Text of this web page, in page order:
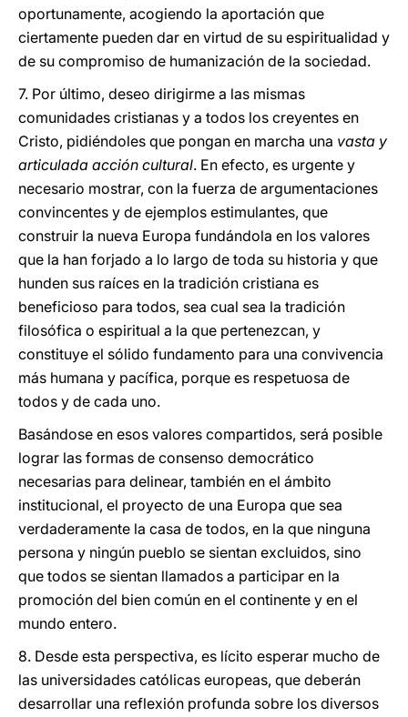
oportunamente, acogiendo la aportación que
ciertamente pueden dar en virtud de su espiritualidad y
de su compromiso de humanización de la sociedad.
7. Por último, deseo dirigirme a las mismas
comunidades cristianas y a todos los creyentes en
Cristo, pidiéndoles que pongan en marcha una vasta y
articulada acción cultural. En efecto, es urgente y
necesario mostrar, con la fuerza de argumentaciones
convincentes y de ejemplos estimulantes, que
construir la nueva Europa fundándola en los valores
que la han forjado a lo largo de toda su historia y que
hunden sus raíces en la tradición cristiana es
beneficioso para todos, sea cual sea la tradición
filosófica o espiritual a la que pertenezcan, y
constituye el sólido fundamento para una convivencia
más humana y pacífica, porque es respetuosa de
todos y de cada uno.
Basándose en esos valores compartidos, será posible
lograr las formas de consenso democrático
necesarias para delinear, también en el ámbito
institucional, el proyecto de una Europa que sea
verdaderamente la casa de todos, en la que ninguna
persona y ningún pueblo se sientan excluidos, sino
que todos se sientan llamados a participar en la
promoción del bien común en el continente y en el
mundo entero.
8. Desde esta perspectiva, es lícito esperar mucho de
las universidades católicas europeas, que deberán
desarrollar una reflexión profunda sobre los diversos